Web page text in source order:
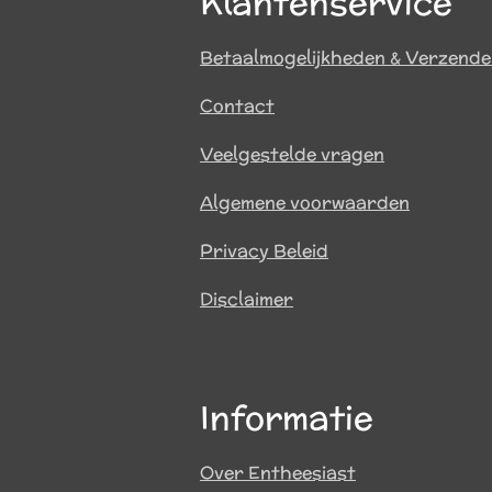
Betaalmogelijkheden &
Contact
Veelgestelde vragen
Algemene voorwaarden
Privacy Beleid
Disclaimer
Informatie
Over Entheesiast